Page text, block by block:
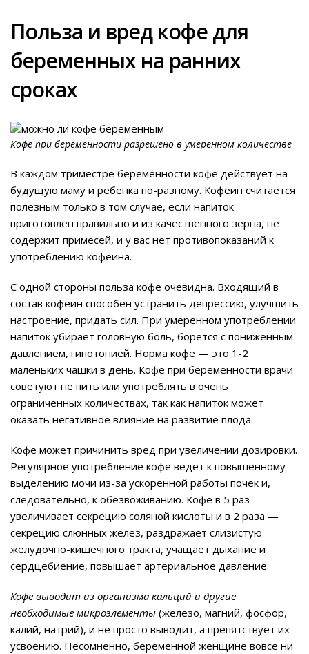
Польза и вред кофе для
беременных на ранних
сроках
Кофе при беременности разрешено в умеренном количестве
В каждом триместре беременности кофе действует на
будущую маму и ребенка по-разному. Кофеин считается
полезным только в том случае, если напиток
приготовлен правильно и из качественного зерна, не
содержит примесей, и у вас нет противопоказаний к
употреблению кофеина.
С одной стороны польза кофе очевидна. Входящий в
состав кофеин способен устранить депрессию, улучшить
настроение, придать сил. При умеренном употреблении
напиток убирает головную боль, борется с пониженным
давлением, гипотонией. Норма кофе — это 1-2
маленьких чашки в день. Кофе при беременности врачи
советуют не пить или употреблять в очень
ограниченных количествах, так как напиток может
оказать негативное влияние на развитие плода.
Кофе может причинить вред при увеличении дозировки.
Регулярное употребление кофе ведет к повышенному
выделению мочи из-за ускоренной работы почек и,
следовательно, к обезвоживанию. Кофе в 5 раз
увеличивает секрецию соляной кислоты и в 2 раза —
секрецию слюнных желез, раздражает слизистую
желудочно-кишечного тракта, учащает дыхание и
сердцебиение, повышает артериальное давление.
Кофе выводит из организма кальций и другие
необходимые микроэлементы (железо, магний, фосфор,
калий, натрий), и не просто выводит, а препятствует их
усвоению. Несомненно, беременной женщине вовсе ни